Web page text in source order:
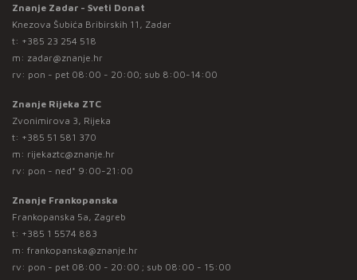
Znanje Zadar - Sveti Donat
Knezova Šubića Bribirskih 11, Zadar
t: +385 23 254 518
m: zadar@znanje.hr
rv: pon - pet 08:00 - 20:00; sub 8:00-14:00
Znanje Rijeka ZTC
Zvonimirova 3, Rijeka
t: +385 51 581 370
m: rijekaztc@znanje.hr
rv: pon - ned* 9:00-21:00
Znanje Frankopanska
Frankopanska 5a, Zagreb
t: +385 1 5574 883
m: frankopanska@znanje.hr
rv: pon - pet 08:00 - 20:00 ; sub 08:00 - 15:00